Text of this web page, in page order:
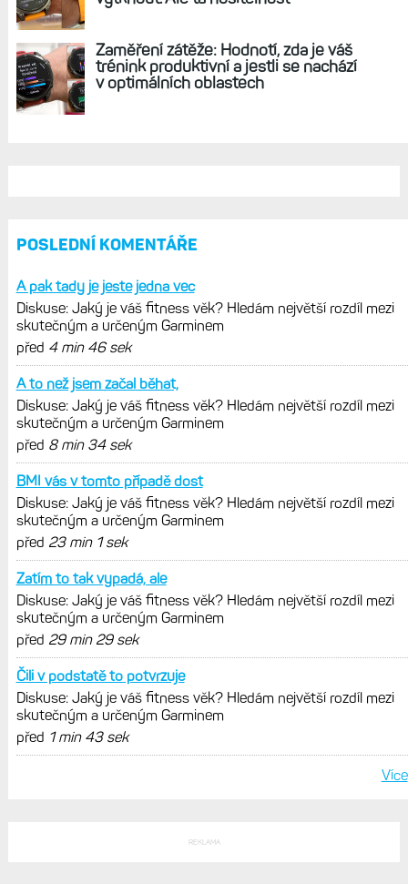
skutečným a určeným Garminem
Hodinky Enduro 4 nedostanou LTE ani
satelitní komunikaci. Ty nabídne řada
Fénix 9 v edici inReach
Live Activity konečně i pro outdoorové
sporty. Mobil už umí zrcadlit data
cyklistiky, běhu i chůze
Zkušenosti po roce: Fénixy 8 Pro jsou
jedním slovem parádní, těžko něco
vytknout. Ale ta nositelnost
Zaměření zátěže: Hodnotí, zda je váš
trénink produktivní a jestli se nachází
v optimálních oblastech